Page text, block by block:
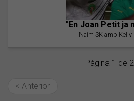
"En Joan Petit ja
Naim SK amb Kelly
Pàgina 1 de
< Anterior